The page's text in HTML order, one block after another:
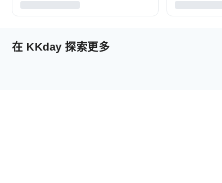
在 KKday 探索更多